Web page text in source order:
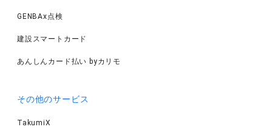
GENBAx点検
建設スマートカード
あんしんカード払い byカリモ
その他のサービス
TakumiX